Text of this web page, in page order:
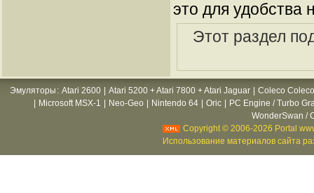
это для удобства
Этот раздел
Эмуляторы : Atari 2600 Atari 5200 + Atari 7800 + Atari Jaguar
Coleco
Microsoft MSX-1 Neo-Geo Nintendo 64 Oric
PC Engine / Turbo
WonderSwan /
Copyright © 2006-2026 Portal
Использование материалов сайта